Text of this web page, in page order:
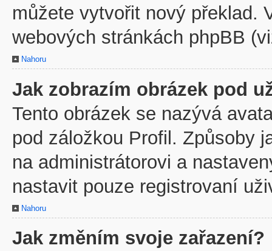
můžete vytvořit nový překlad.
webových stránkách phpBB
Nahoru
Jak zobrazím obrázek pod
Tento obrázek se nazývá
pod záložkou Profil. Způsoby
na administrátorovi a
nastavit pouze registrovaní
Nahoru
Jak změním svoje zařazení?